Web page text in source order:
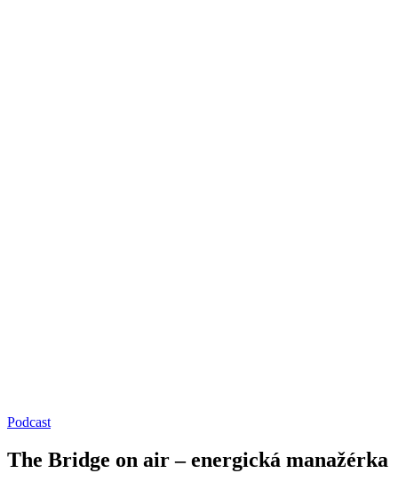
Podcast
The Bridge on air – energická manažérka